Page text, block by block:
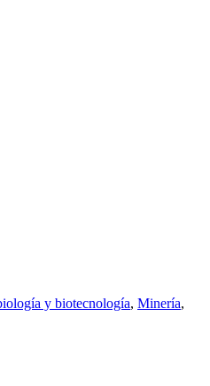
y biotecnología, Minería,